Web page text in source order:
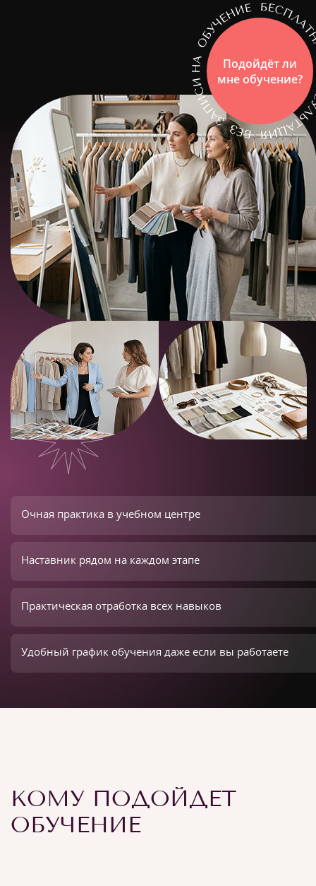
Подойдёт ли
мне обучение?
Очная практика в учебном центре
Наставник рядом на каждом этапе
Практическая отработка всех навыков
Удобный график обучения даже если вы работаете
КОМУ ПОДОЙДЕТ
ОБУЧЕНИЕ